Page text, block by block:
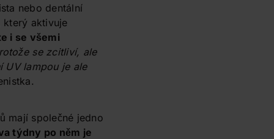
nebo dentální
který aktivuje
i se všemi
se zcitliví, ale
UV lampou je ale
mají společné jedno
týdny po něm je